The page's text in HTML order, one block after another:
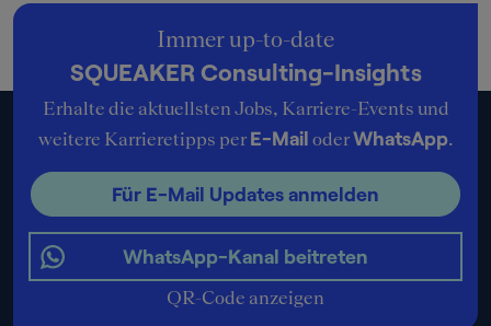
Immer up-to-date
SQUEAKER Consulting-Insights
Erhalte die aktuellsten Jobs, Karriere-Events und
weitere Karrieretipps per E-Mail oderWhatsApp.
Für E-Mail Updates anmelden
WhatsApp-Kanal beitreten
QR-Code anzeigen